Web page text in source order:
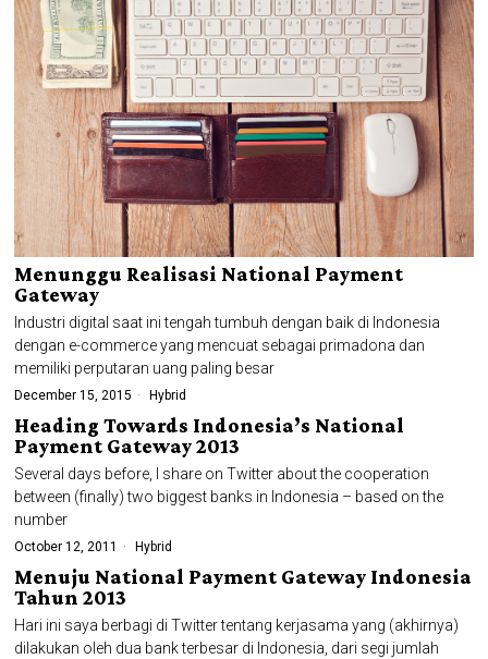
Menunggu Realisasi National Payment
Gateway
Industri digital saat ini tengah tumbuh dengan baik di Indonesia
dengan e-commerce yang mencuat sebagai primadona dan
memiliki perputaran uang paling besar
December 15, 2015 Hybrid
Heading Towards Indonesia’s National
Payment Gateway 2013
Several days before, I share on Twitter about the cooperation
between (finally) two biggest banks in Indonesia – based on the
number
October 12, 2011 Hybrid
Menuju National Payment Gateway Indonesia
Tahun 2013
Hari ini saya berbagi di Twitter tentang kerjasama yang (akhirnya)
dilakukan oleh dua bank terbesar di Indonesia, dari segi jumlah